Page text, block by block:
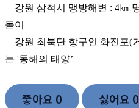
강원 삼척시 맹방해변 : 4㎞
돋이
강원 최북단 항구인 화진포(
는 '동해의 태양’
좋아요 0 싫어요 0